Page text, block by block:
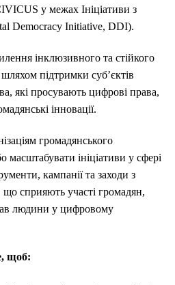
у межах Ініціативи з
Democracy Initiative, DDI).
інклюзивного та стійкого
підтримки суб’єктів
які просувають цифрові права,
інновації.
громадянського
масштабувати ініціативи у сфері
кампанії та заходи з
сприяють участі громадян,
людини у цифровому
щоб: